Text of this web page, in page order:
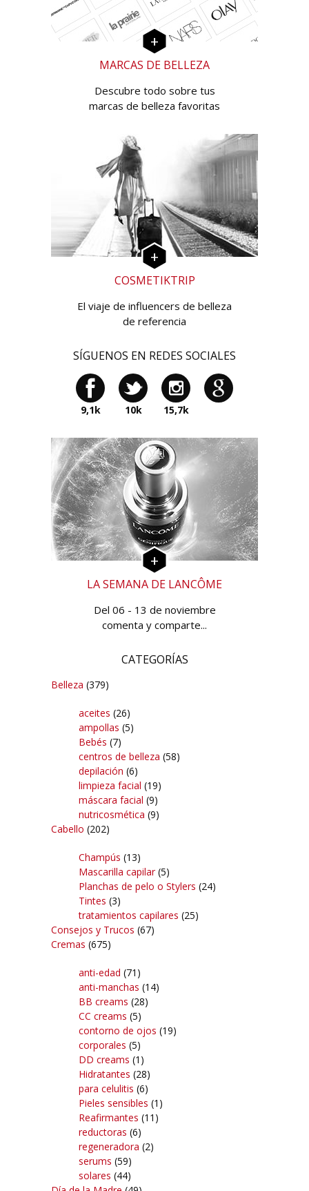
MARCAS DE BELLEZA
Descubre todo sobre tus
marcas de belleza favoritas
COSMETIKTRIP
El viaje de influencers de belleza
de referencia
SÍGUENOS EN REDES SOCIALES
9,1k 10k 15,7k
LA SEMANA DE LANCÔME
Del 06 - 13 de noviembre
comenta y comparte...
CATEGORÍAS
Belleza (379)
aceites (26)
ampollas (5)
Bebés (7)
centros de belleza (58)
depilación (6)
limpieza facial (19)
máscara facial (9)
nutricosmética (9)
Cabello (202)
Champús (13)
Mascarilla capilar(5)
Planchas de pelo o Stylers (24)
Tintes (3)
tratamientos capilares (25)
Consejos y Trucos (67)
Cremas (675)
anti-edad (71)
anti-manchas (14)
BB creams (28)
CC creams (5)
contorno de ojos (19)
corporales (5)
DD creams (1)
Hidratantes (28)
para celulitis (6)
Pieles sensibles (1)
Reafirmantes (11)
reductoras (6)
regeneradora (2)
serums (59)
solares (44)